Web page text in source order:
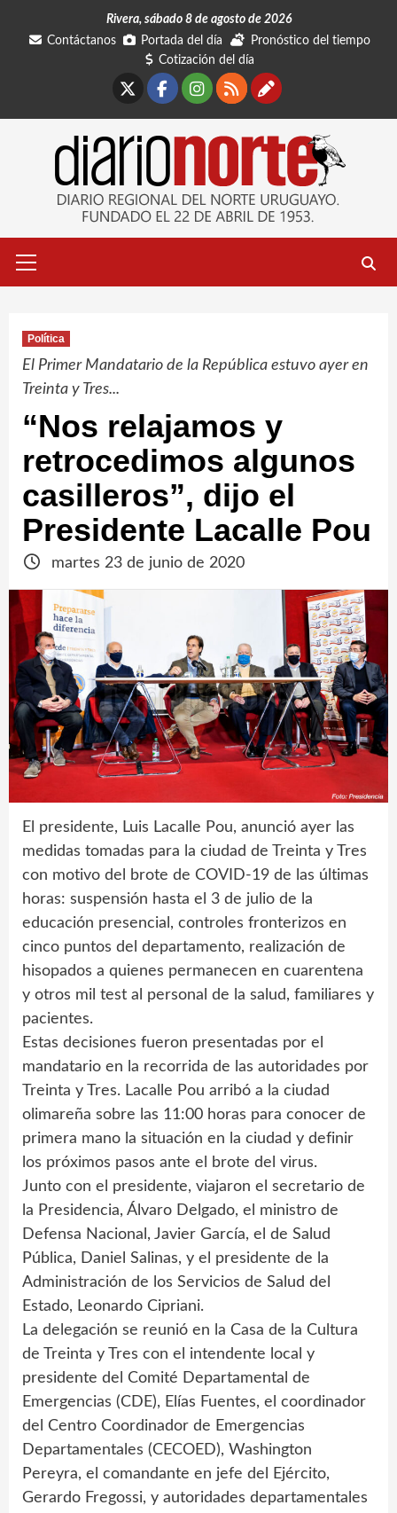
Rivera, sábado 8 de agosto de 2026
Contáctanos
Portada del día
Pronóstico del tiempo
Cotización del día
Facebook
Instagram
RSSContáctanos
primario
Política
El Primer Mandatario de la República estuvo ayer en
Treinta y Tres...
“Nos relajamos y
retrocedimos algunos
casilleros”, dijo el
Presidente Lacalle Pou
martes 23 de junio de 2020
El presidente, Luis Lacalle Pou, anunció ayer las
medidas tomadas para la ciudad de Treinta y Tres
con motivo del brote de COVID-19 de las últimas
horas: suspensión hasta el 3 de julio de la
educación presencial, controles fronterizos en
cinco puntos del departamento, realización de
hisopados a quienes permanecen en cuarentena
y otros mil test al personal de la salud, familiares y
pacientes.
Estas decisiones fueron presentadas por el
mandatario en la recorrida de las autoridades por
Treinta y Tres. Lacalle Pou arribó a la ciudad
olimareña sobre las 11:00 horas para conocer de
primera mano la situación en la ciudad y definir
los próximos pasos ante el brote del virus.
Junto con el presidente, viajaron el secretario de
la Presidencia, Álvaro Delgado, el ministro de
Defensa Nacional, Javier García, el de Salud
Pública, Daniel Salinas, y el presidente de la
Administración de los Servicios de Salud del
Estado, Leonardo Cipriani.
La delegación se reunió en la Casa de la Cultura
de Treinta y Tres con el intendente local y
presidente del Comité Departamental de
Emergencias (CDE), Elías Fuentes, el coordinador
del Centro Coordinador de Emergencias
Departamentales (CECOED), Washington
Pereyra, el comandante en jefe del Ejército,
Gerardo Fregossi, y autoridades departamentales